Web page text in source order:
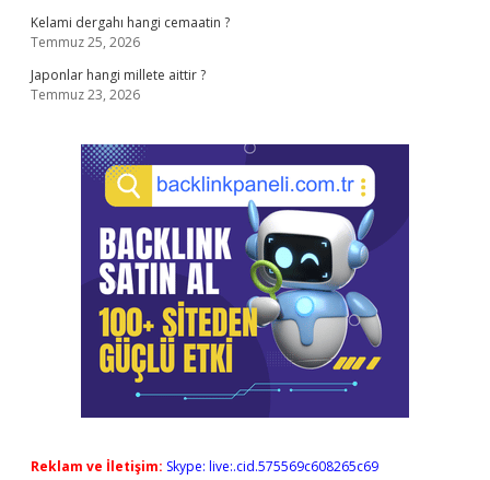
Kelami dergahı hangi cemaatin ?
Temmuz 25, 2026
Japonlar hangi millete aittir ?
Temmuz 23, 2026
Reklam ve İletişim: Skype: live:.cid.575569c608265c69